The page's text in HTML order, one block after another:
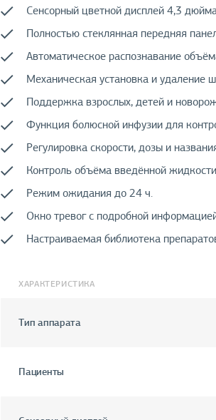
Сенсорный цветной дисплей 4,3
Полностью стеклянная передняя
Автоматическое распознавание
Механическая установка и удаление
Поддержка взрослых, детей и
Функция болюсной инфузии для
Регулировка скорости, дозы и
Контроль объёма введённой
Режим ожидания до 24 ч.
Окно тревог с подробной
Настраиваемая библиотека
ХАРАКТЕРИСТИКА
Тип аппарата
Пациенты